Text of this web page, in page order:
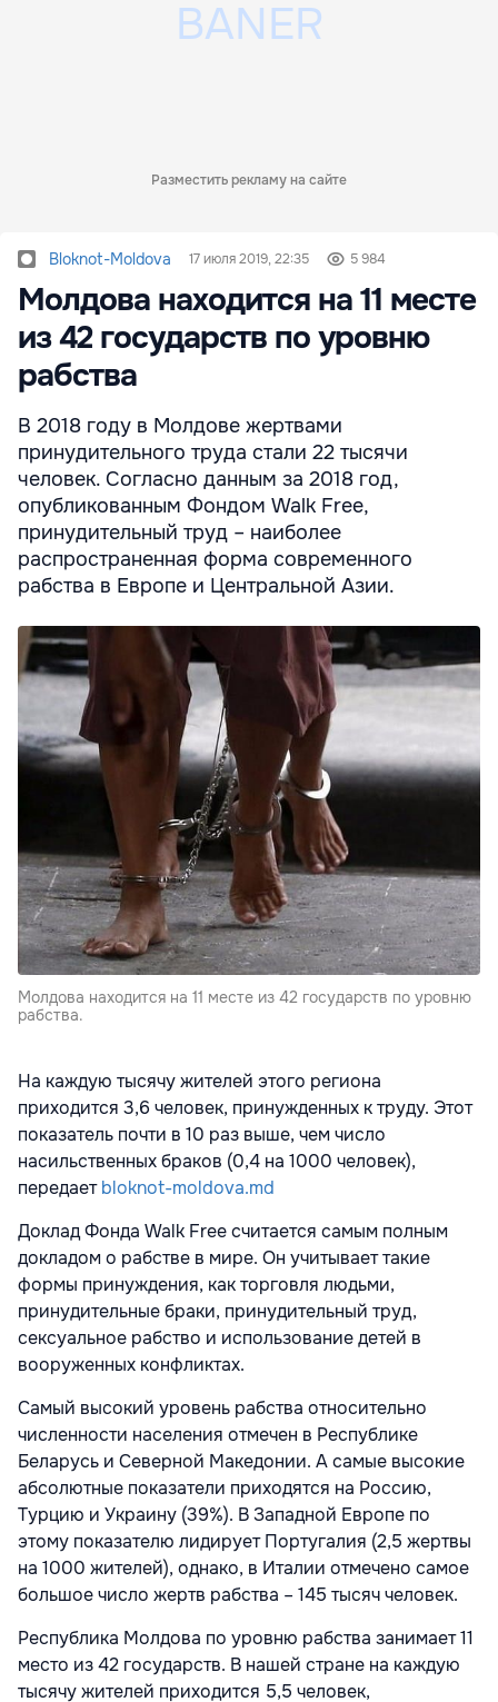
Разместить рекламу на сайте
Bloknot-Moldova 17 июля 2019, 22:35 5 984
Молдова находится на 11 месте
из 42 государств по уровню
рабства
В 2018 году в Молдове жертвами
принудительного труда стали 22 тысячи
человек. Согласно данным за 2018 год,
опубликованным Фондом Walk Free,
принудительный труд – наиболее
распространенная форма современного
рабства в Европе и Центральной Азии.
Молдова находится на 11 месте из 42 государств по уровню
рабства.
На каждую тысячу жителей этого региона
приходится 3,6 человек, принужденных к труду. Этот
показатель почти в 10 раз выше, чем число
насильственных браков (0,4 на 1000 человек),
передаетbloknot-moldova.md
Доклад Фонда Walk Free считается самым полным
докладом о рабстве в мире. Он учитывает такие
формы принуждения, как торговля людьми,
принудительные браки, принудительный труд,
сексуальное рабство и использование детей в
вооруженных конфликтах.
Самый высокий уровень рабства относительно
численности населения отмечен в Республике
Беларусь и Северной Македонии. А самые высокие
абсолютные показатели приходятся на Россию,
Турцию и Украину (39%). В Западной Европе по
этому показателю лидирует Португалия (2,5 жертвы
на 1000 жителей), однако, в Италии отмечено самое
большое число жертв рабства – 145 тысяч человек.
Республика Молдова по уровню рабства занимает 11
место из 42 государств. В нашей стране на каждую
тысячу жителей приходится 5,5 человек,